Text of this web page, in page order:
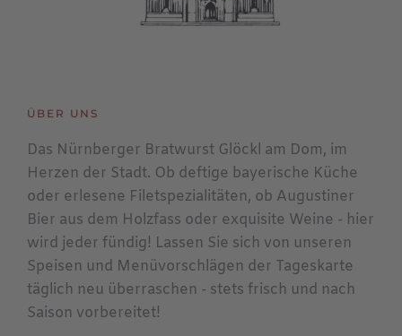
ÜBER UNS
Das Nürnberger Bratwurst Glöckl am Dom, im
Herzen der Stadt. Ob deftige bayerische Küche
oder erlesene Filetspezialitäten, ob Augustiner
Bier aus dem Holzfass oder exquisite Weine - hier
wird jeder fündig! Lassen Sie sich von unseren
Speisen und Menüvorschlägen der Tageskarte
täglich neu überraschen - stets frisch und nach
Saison vorbereitet!